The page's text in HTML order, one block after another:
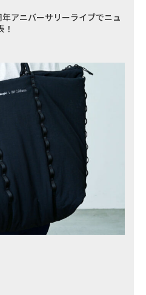
アニバーサリーライブでニュ